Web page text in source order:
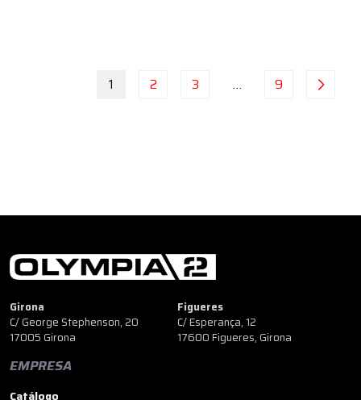
1 2 3 … 9
Girona
C/ George Stephenson, 20
17005 Girona
Figueres
C/ Esperança, 12
17600 Figueres, Girona
EMPRESA
Catálogo